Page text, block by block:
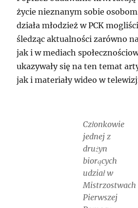
życie nieznanym sobie
działa młodzież w PCK
śledząc aktualności zarówno
jak i w mediach
ukazywały się na ten temat
jak i materiały wideo w
Członkowie
jednej z
drużyn
biorących
udział w
Mistrzostwach
Pierwszej